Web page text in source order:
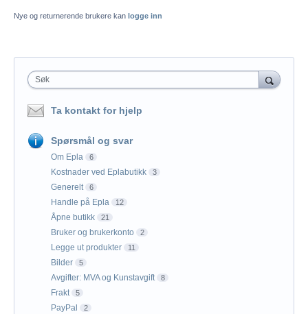
Nye og returnerende brukere kan logge inn
Søk
Ta kontakt for hjelp
Spørsmål og svar
Om Epla 6
Kostnader ved Eplabutikk 3
Generelt 6
Handle på Epla 12
Åpne butikk 21
Bruker og brukerkonto 2
Legge ut produkter 11
Bilder 5
Avgifter: MVA og Kunstavgift 8
Frakt 5
PayPal 2